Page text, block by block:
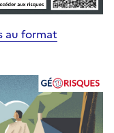
au format